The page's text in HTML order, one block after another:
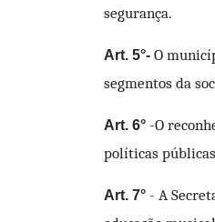
segurança.
Art. 5°- O
segmentos da
Art. 6° -O
políticas
Art. 7° - A